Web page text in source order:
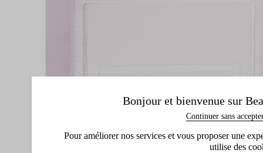
Bonjour et bienvenue sur
Continuer sans
Pour améliorer nos services et vous proposer une
utilise des